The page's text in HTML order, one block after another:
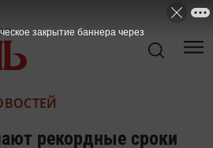
рекордные сроки
закрытие баннера через